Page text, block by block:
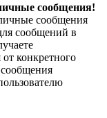
сообщения!
сообщения
сообщений в
конкретного
сообщения